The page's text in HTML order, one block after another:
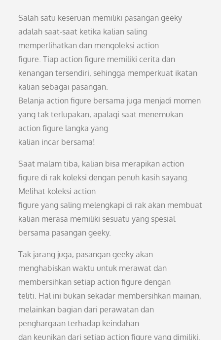
Salah satu keseruan memiliki pasangan geeky
adalah saat-saat ketika kalian saling
memperlihatkan dan mengoleksi action
figure. Tiap action figure memiliki cerita dan
kenangan tersendiri, sehingga memperkuat ikatan
kalian sebagai pasangan.
Belanja action figure bersama juga menjadi momen
yang tak terlupakan, apalagi saat menemukan
action figure langka yang
kalian incar bersama!
Saat malam tiba, kalian bisa merapikan action
figure di rak koleksi dengan penuh kasih sayang.
Melihat koleksi action
figure yang saling melengkapi di rak akan membuat
kalian merasa memiliki sesuatu yang spesial
bersama pasangan geeky.
Tak jarang juga, pasangan geeky akan
menghabiskan waktu untuk merawat dan
membersihkan setiap action figure dengan
teliti. Hal ini bukan sekadar membersihkan mainan,
melainkan bagian dari perawatan dan
penghargaan terhadap keindahan
dan keunikan dari setiap action figure yang dimiliki.